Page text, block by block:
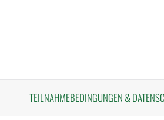
TEILNAHMEBEDINGUNGEN &